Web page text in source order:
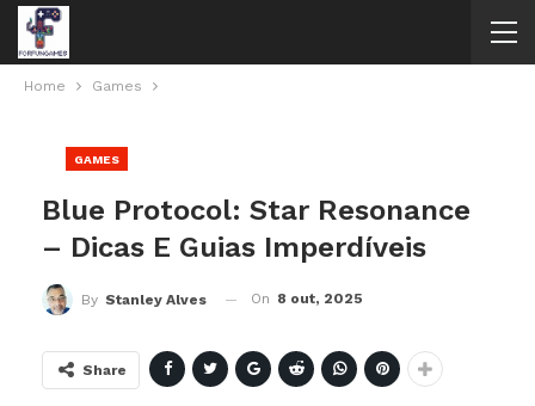
Home Games
GAMES
Blue Protocol: Star Resonance
– Dicas E Guias Imperdíveis
By Stanley Alves On 8 out, 2025
Share